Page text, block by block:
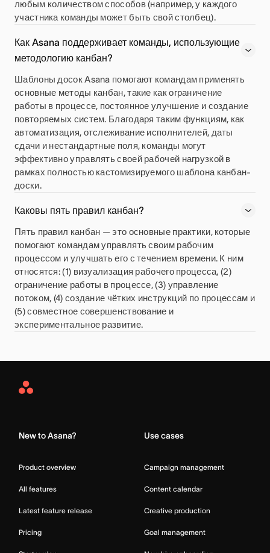
любым количеством способов (например, у каждого
участника команды может быть свой столбец).
Как Asana поддерживает команды, использующие
методологию канбан?
Шаблоны досок Asana помогают командам применять
основные методы канбан, такие как ограничение
работы в процессе, постоянное улучшение и создание
повторяемых систем. Благодаря таким функциям, как
автоматизация, отслеживание исполнителей, даты
сдачи и нестандартные поля, команды могут
эффективно управлять своей рабочей нагрузкой в
рамках полностью кастомизируемого шаблона канбан-
доски.
Каковы пять правил канбан?
Пять правил канбан — это основные практики, которые
помогают командам управлять своим рабочим
процессом и улучшать его с течением времени. К ним
относятся: (1) визуализация рабочего процесса, (2)
ограничение работы в процессе, (3) управление
потоком, (4) создание чётких инструкций по процессам и
(5) совместное совершенствование и
экспериментальное развитие.
Asana
New to Asana?
Product overview
All features
Latest feature release
Pricing
Use cases
Campaign management
Content calendar
Creative production
Goal management